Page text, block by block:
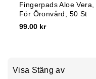
Fingerpads Aloe Vera,
För Öronvård, 50 St
99.00 kr
Visa Stäng av